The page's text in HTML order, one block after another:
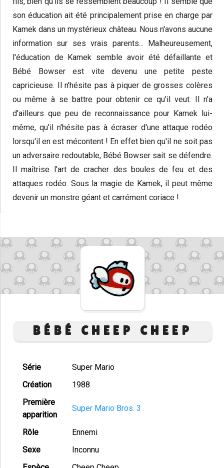
son éducation ait été principalement prise en charge par
Kamek dans un mystérieux château. Nous n'avons aucune
information sur ses vrais parents... Malheureusement,
l'éducation de Kamek semble avoir été défaillante et
Bébé Bowser est vite devenu une petite peste
capricieuse. Il n'hésite pas à piquer de grosses colères
ou même à se battre pour obtenir ce qu'il veut. Il n'a
d'ailleurs que peu de reconnaissance pour Kamek lui-
même, qu'il n'hésite pas à écraser d'une attaque rodéo
lorsqu'il en est mécontent ! En effet bien qu'il ne soit pas
un adversaire redoutable, Bébé Bowser sait se défendre.
Il maîtrise l'art de cracher des boules de feu et des
attaques rodéo. Sous la magie de Kamek, il peut même
devenir un monstre géant et carrément coriace !
BÉBÉ CHEEP CHEEP
Série
Super Mario
Création
1988
Première
apparition
Super Mario Bros. 3
Rôle
Ennemi
Sexe
Inconnu